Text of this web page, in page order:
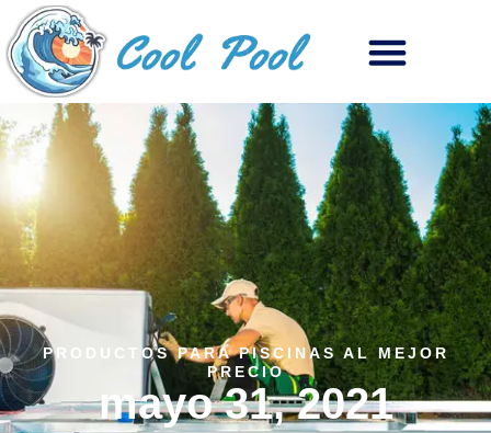
PRODUCTOS PARA PISCINAS AL MEJOR
PRECIO
mayo 31, 2021